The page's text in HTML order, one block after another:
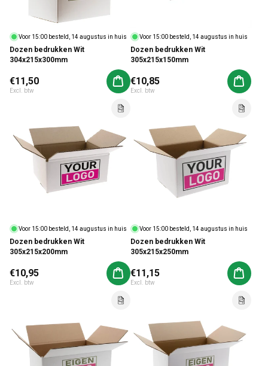
Voor 15:00 besteld, 14 augustus in huis
Dozen bedrukken Wit
304x215x300mm
Normale prijs
€11,50
Excl. btw
Aan winkelwagen toevoegen
Voor 15:00 besteld, 14 augustus in huis
Dozen bedrukken Wit
305x215x150mm
Normale prijs
€10,85
Excl. btw
Aan
Voor 15:00 besteld, 14 augustus in huis
Dozen bedrukken Wit
305x215x200mm
Normale prijs
€10,95
Excl. btw
Aan winkelwagen toevoegen
Voor 15:00 besteld, 14 augustus in huis
Dozen bedrukken Wit
305x215x250mm
Normale prijs
€11,15
Excl. btw
Aan